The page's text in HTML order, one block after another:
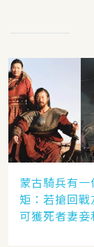
蒙古騎兵有一
矩：若搶回戰
可獲死者妻妾